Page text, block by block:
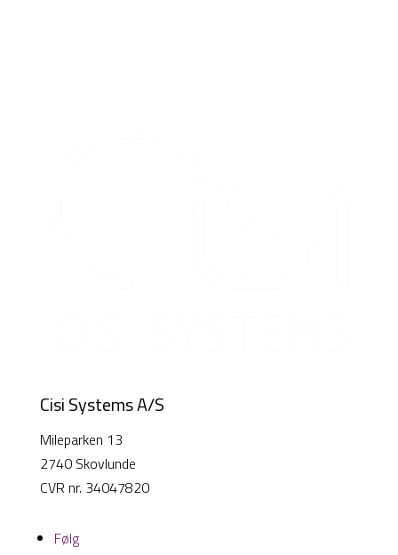
Cisi Systems A/S
Mileparken 13
2740 Skovlunde
CVR nr. 34047820
Følg